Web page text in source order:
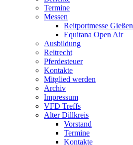
Termine
Messen
Reitportmesse Gießen
Equitana Open Air
Ausbildung
Reitrecht
Pferdesteuer
Kontakte
Mitglied werden
Archiv
Impressum
VFD Treffs
Alter Dillkreis
Vorstand
Termine
Kontakte